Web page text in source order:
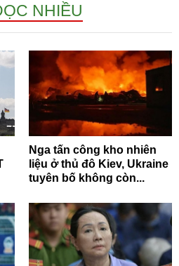
NHIỀU
Nga tấn công kho nhiên
liệu ở thủ đô Kiev, Ukraine
tuyên bố không còn...